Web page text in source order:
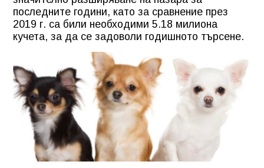
последните години, като за сравнение през
2019 г. са били необходими 5.18 милиона
кучета, за да се задоволи годишното търсене.